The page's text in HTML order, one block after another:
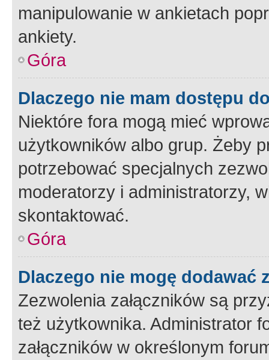
manipulowanie w ankietach
ankiety.
Góra
Dlaczego nie mam dostępu
Niektóre fora mogą mieć
użytkowników albo grup. Żeby
potrzebować specjalnych
moderatorzy i administratorzy,
skontaktować.
Góra
Dlaczego nie mogę dodawać
Zezwolenia załączników są
też użytkownika. Administrator
załączników w określonym